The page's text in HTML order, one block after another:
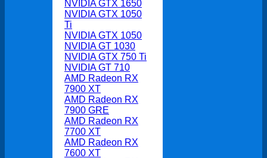
NVIDIA GTX 1650
NVIDIA GTX 1050
Ti
NVIDIA GTX 1050
NVIDIA GT 1030
NVIDIA GTX 750 Ti
NVIDIA GT 710
AMD Radeon RX
7900 XT
AMD Radeon RX
7900 GRE
AMD Radeon RX
7700 XT
AMD Radeon RX
7600 XT